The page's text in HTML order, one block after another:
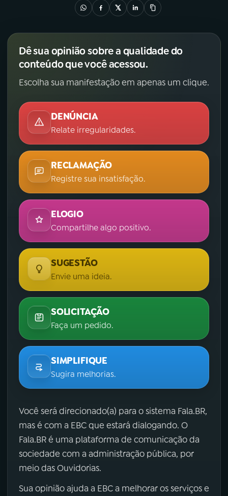
Dê sua opinião sobre a qualidade do
conteúdo que você acessou.
Escolha sua manifestação em apenas um clique.
DENÚNCIA
Relate irregularidades.
RECLAMAÇÃO
Registre sua insatisfação.
ELOGIO
Compartilhe algo positivo.
SUGESTÃO
Envie uma ideia.
SOLICITAÇÃO
Faça um pedido.
SIMPLIFIQUE
Sugira melhorias.
Você será direcionado(a) para o sistema Fala.BR,
mas é com a EBC que estará dialogando. O
Fala.BR é uma plataforma de comunicação da
sociedade com a administração pública, por
meio das Ouvidorias.
Sua opinião ajuda a EBC a melhorar os serviços e